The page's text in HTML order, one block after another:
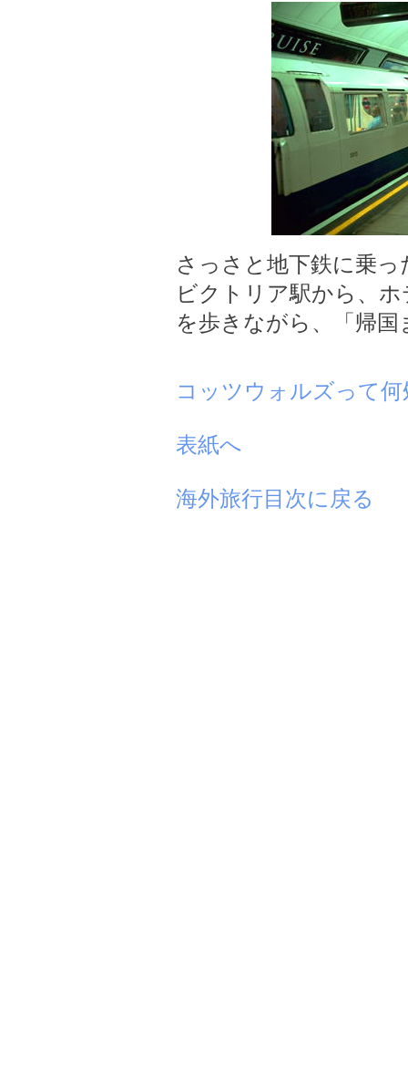
さっさと地下鉄に乗っ
ビクトリア駅から、
を歩きながら、「帰国
コッツウォルズって何
表紙へ
海外旅行目次に戻る